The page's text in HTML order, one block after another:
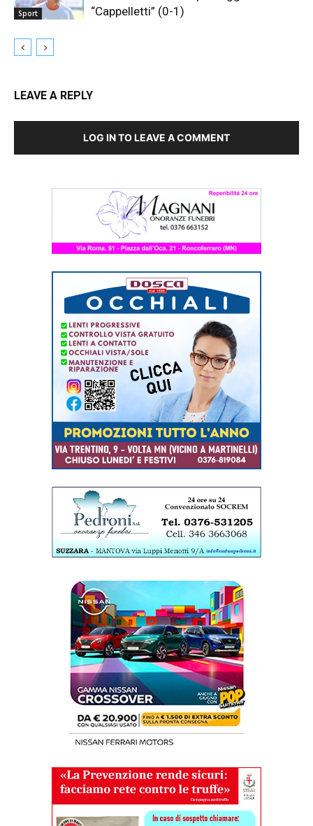
Sport
“Cappelletti” (0-1)
LEAVE A REPLY
LOG IN TO LEAVE A COMMENT